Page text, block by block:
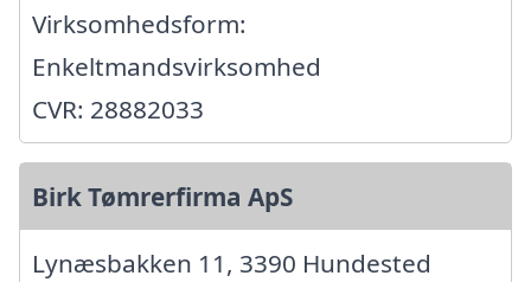
Virksomhedsform:
Enkeltmandsvirksomhed
CVR: 28882033
Birk Tømrerfirma ApS
Lynæsbakken 11, 3390 Hundested